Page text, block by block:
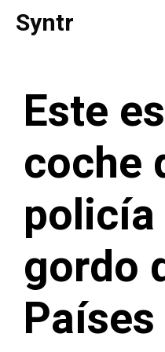
SaltarSyntr
Este
coche
gordo